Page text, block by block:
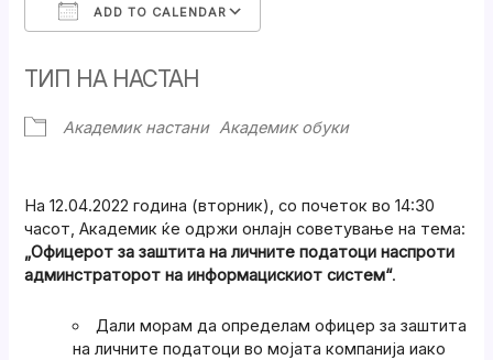
ADD TO CALENDAR
ТИП НА НАСТАН
Академик настани Академик обуки
На 12.04.2022 година (вторник), со почеток во 14:30
часот, Академик ќе одржи онлајн советување на тема:
„Офицерот за заштита на личните податоци наспроти
админстраторот на информацискиот систем“.
Дали морам да определам офицер за заштита
на личните податоци во мојата компанија иако